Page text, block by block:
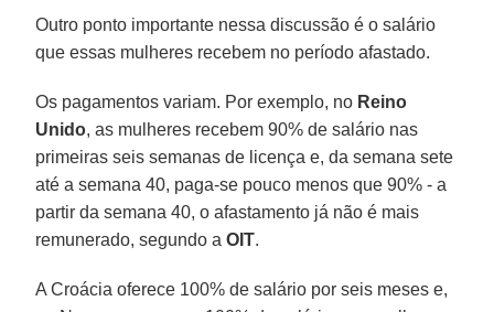
Outro ponto importante nessa discussão é o salário
que essas mulheres recebem no período afastado.
Os pagamentos variam. Por exemplo, no Reino
Unido, as mulheres recebem 90% de salário nas
primeiras seis semanas de licença e, da semana sete
até a semana 40, paga-se pouco menos que 90% - a
partir da semana 40, o afastamento já não é mais
remunerado, segundo aOIT.
A Croácia oferece 100% de salário por seis meses e,